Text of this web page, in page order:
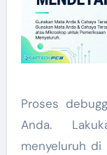
Proses
Anda.
menyeluruh di